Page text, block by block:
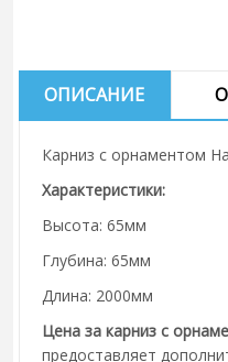
ОПИСАНИЕ
Карниз с орнаментом
Характеристики:
Высота: 65мм
Глубина: 65мм
Длина: 2000мм
Цена за карниз с
предоставляет